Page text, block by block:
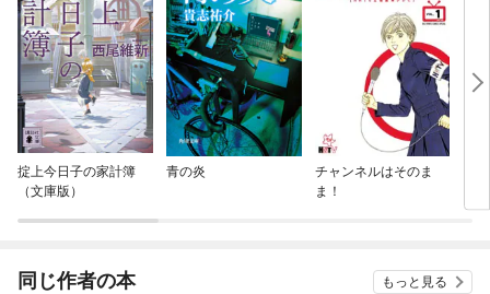
掟上今日子の家計簿
（文庫版）
青の炎
チャンネルはそのま
ま！
同じ作者の本 もっと見る